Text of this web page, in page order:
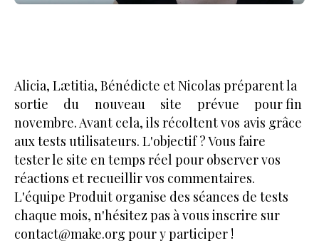
Alicia, Lætitia, Bénédicte et Nicolas préparent la
sortie du nouveau site prévue pour fin
novembre. Avant cela, ils récoltent vos avis grâce
aux tests utilisateurs. L'objectif ? Vous faire
tester le site en temps réel pour observer vos
réactions et recueillir vos commentaires.
L'équipe Produit organise des séances de tests
chaque mois, n'hésitez pas à vous inscrire sur
contact@make.org pour y participer !